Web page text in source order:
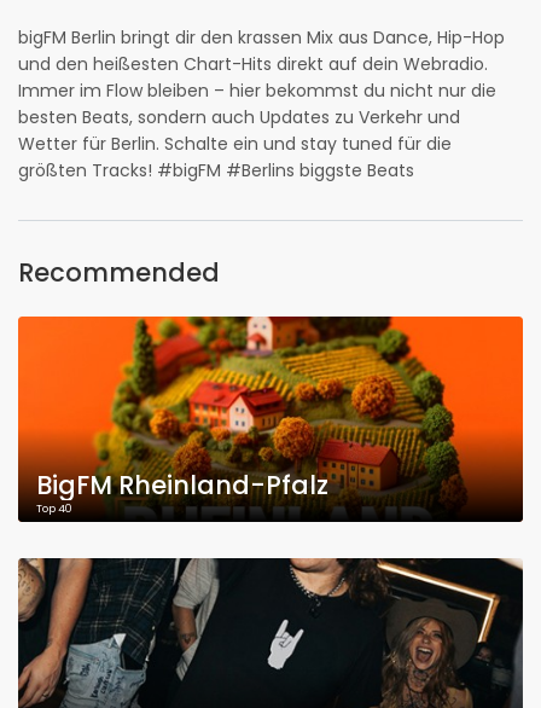
bigFM Berlin bringt dir den krassen Mix aus Dance, Hip-Hop
und den heißesten Chart-Hits direkt auf dein Webradio.
Immer im Flow bleiben – hier bekommst du nicht nur die
besten Beats, sondern auch Updates zu Verkehr und
Wetter für Berlin. Schalte ein und stay tuned für die
größten Tracks! #bigFM #Berlins biggste Beats
Recommended
BigFM Rheinland-Pfalz
Top 40